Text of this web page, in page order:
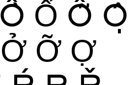
Ồ Ổ Ỗ Ộ
Ở Ỡ Ợ